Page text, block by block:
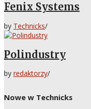
Fenix Systems
by Technicks/
Polindustry
by redaktorzy/
Nowe w Technicks